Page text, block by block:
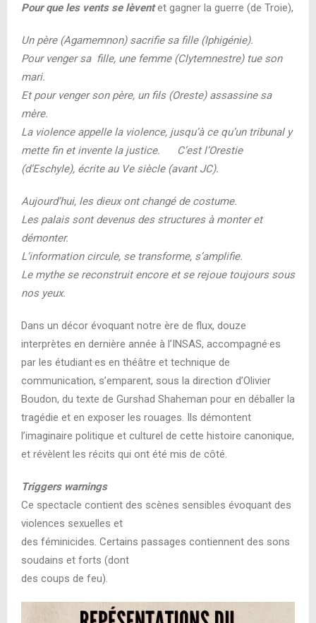
Pour que les vents se lèventet gagner la guerre (de Troie),
Un père (Agamemnon) sacrifie sa fille (Iphigénie).
Pour venger sa fille, une femme (Clytemnestre) tue son
mari.
Et pour venger son père, un fils (Oreste) assassine sa
mère.
La violence appelle la violence, jusqu’à ce qu’un tribunal y
mette fin et invente la justice.
C’est l’Orestie
(d’Eschyle), écrite au Ve siècle (avant JC).
Aujourd’hui, les dieux ont changé de costume.
Les palais sont devenus des structures à monter et
démonter.
L’information circule, se transforme, s’amplifie.
Le mythe se reconstruit encore et se rejoue toujours sous
nos yeux.
Dans un décor évoquant notre ère de flux, douze
interprètes en dernière année à l’INSAS, accompagné·es
par les étudiant·es en théâtre et technique de
communication, s’emparent, sous la direction d’Olivier
Boudon, du texte de Gurshad Shaheman pour en déballer la
tragédie et en exposer les rouages. Ils démontent
l’imaginaire politique et culturel de cette histoire canonique,
et révèlent les récits qui ont été mis de côté.
Triggers warnings
Ce spectacle contient des scènes sensibles évoquant des
violences sexuelles et
des féminicides. Certains passages contiennent des sons
soudains et forts (dont
des coups de feu).